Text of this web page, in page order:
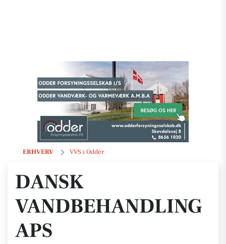
ERHVERV VVS i Odder
Dansk Vandbehandling ApS
DANSK
VANDBEHANDLING
APS